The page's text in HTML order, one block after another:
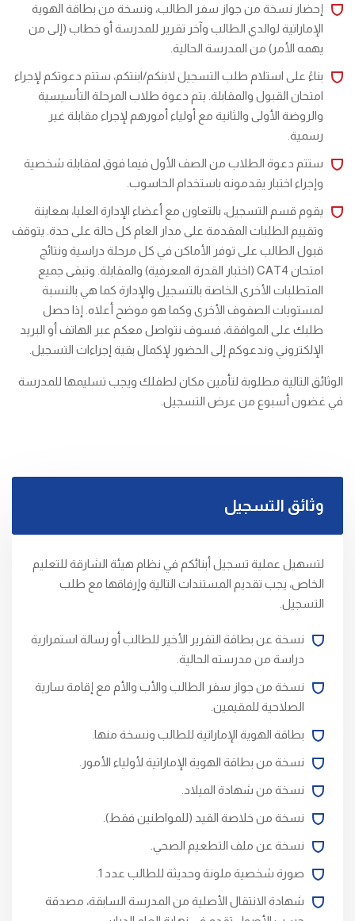
إحضار نسخة من جواز سفر الطالب، ونسخة من بطاقة الهوية
الإماراتية لوالدي الطالب وآخر تقرير للمدرسة أو خطاب (إلى من
يهمه الأمر) من المدرسة الحالية.
بناءً على استلام طلب التسجيل لابنكم/ابنتكم، ستتم دعوتكم لإجراء
امتحان القبول والمقابلة. يتم دعوة طلاب المرحلة التأسيسية
والروضة الأولى والثانية مع أولياء أمورهم لإجراء مقابلة غير
رسمية.
ستتم دعوة الطلاب من الصف الأول فيما فوق لمقابلة شخصية
وإجراء اختبار يقدمونه باستخدام الحاسوب.
يقوم قسم التسجيل، بالتعاون مع أعضاء الإدارة العليا، بمعاينة
وتقييم الطلبات المقدمة على مدار العام كل حالة على حدة. يتوقف
قبول الطالب على توفر الأماكن في كل مرحلة دراسية ونتائج
امتحان CAT4 (اختبار القدرة المعرفية) والمقابلة. وتبقى جميع
المتطلبات الأخرى الخاصة بالتسجيل والإدارة كما هي بالنسبة
لمستويات الصفوف الأخرى وكما هو موضح أعلاه. إذا حصل
طلبك على الموافقة، فسوف نتواصل معكم عبر الهاتف أو البريد
الإلكتروني وندعوكم إلى الحضور لإكمال بقية إجراءات التسجيل.
الوثائق التالية مطلوبة لتأمين مكان لطفلك ويجب تسليمها للمدرسة
في غضون أسبوع من عرض التسجيل.
وثائق التسجيل
لتسهيل عملية تسجيل أبنائكم في نظام هيئة الشارقة للتعليم
الخاص، يجب تقديم المستندات التالية وإرفاقها مع طلب
التسجيل.​
نسخة عن بطاقة التقرير الأخير للطالب أو رسالة استمرارية
دراسة من مدرسته الحالية.
نسخة من جواز سفر الطالب والأب والأم مع إقامة سارية
الصلاحية للمقيمين.
بطاقة الهوية الإماراتية للطالب ونسخة منها.
نسخة من بطاقة الهوية الإماراتية لأولياء الأمور.
نسخة من شهادة الميلاد.
نسخة من خلاصة القيد (للمواطنين فقط).
نسخة عن ملف التطعيم الصحي.
صورة شخصية ملونة وحديثة للطالب عدد 1.
شهادة الانتقال الأصلية من المدرسة السابقة، مصدقة